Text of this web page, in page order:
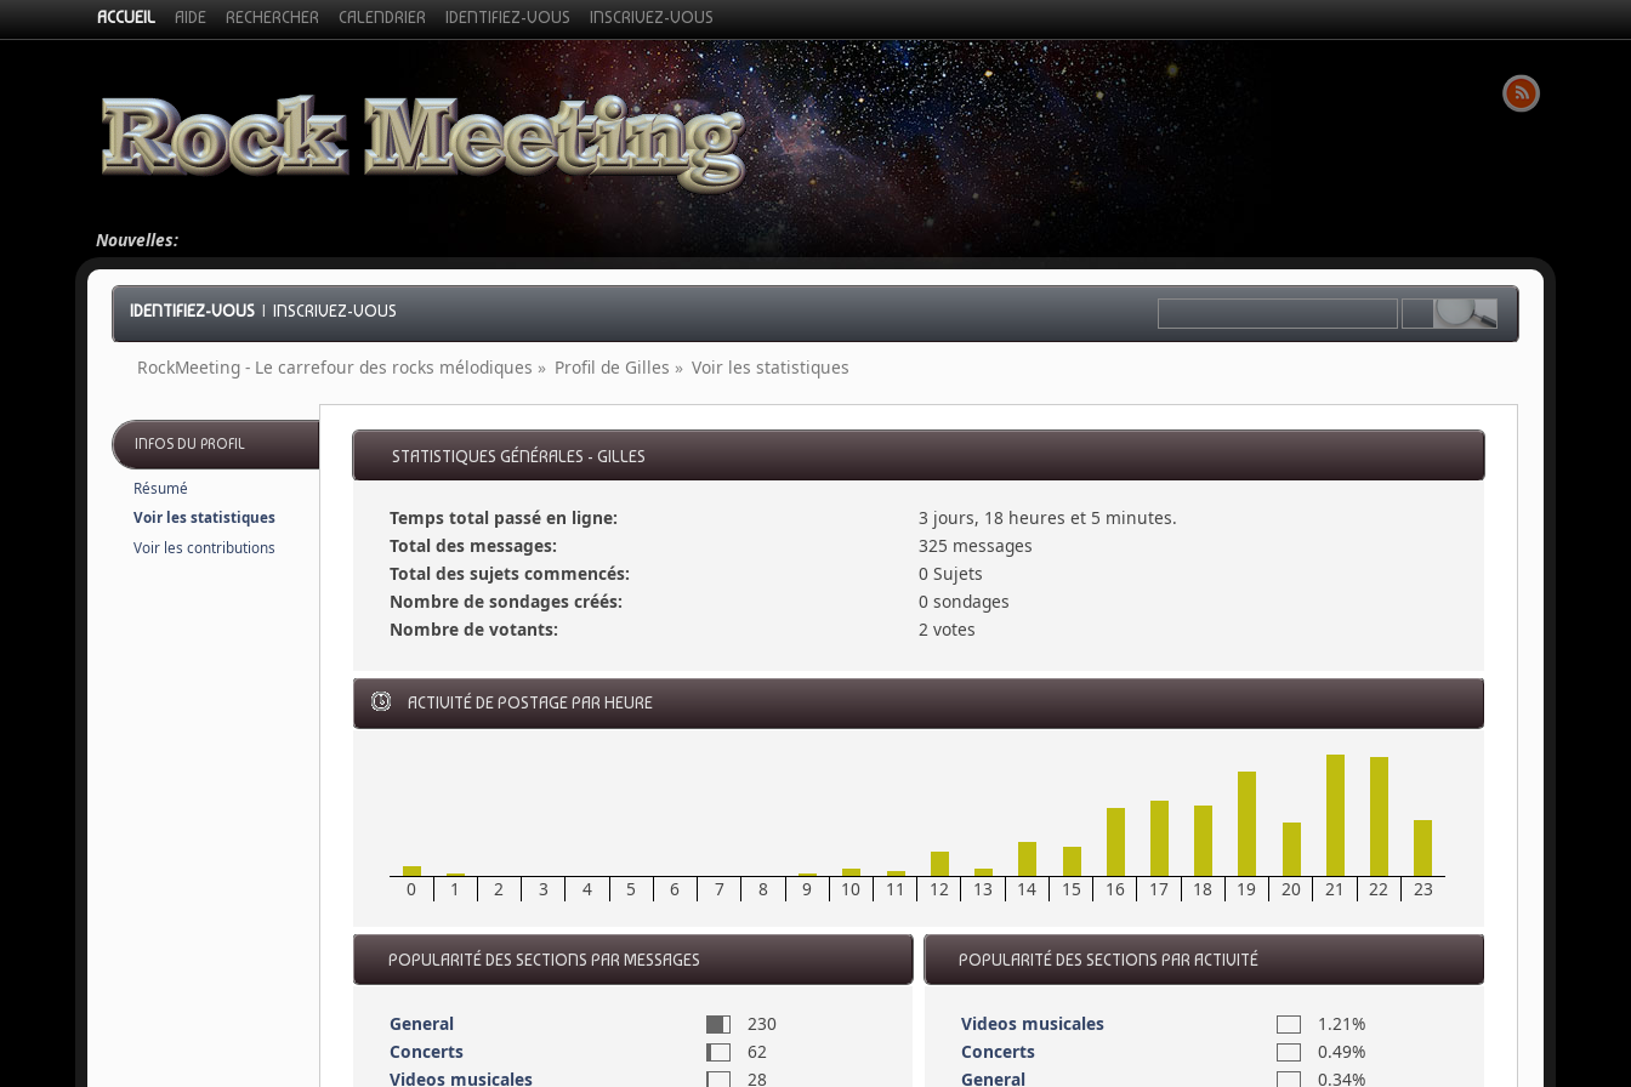
ACCUEIL AIDE RECHERCHER CALENDRIER IDENTIFIEZ-VOUS INSCRIVEZ-VOUS
Nouvelles:
IDENTIFIEZ-VOUS |INSCRIVEZ-VOUS
RockMeeting - Le carrefour des rocks mélodiques » Profil de Gilles » Voir les statistiques
INFOS DU PROFIL
Résumé
Voir les statistiques
Voir les contributions
STATISTIQUES GÉNÉRALES - GILLES
Temps total passé en ligne:
3 jours, 18 heures et 5 minutes.
Total des messages:
325 messages
Total des sujets commencés:
0 Sujets
Nombre de sondages créés:
0 sondages
Nombre de votants:
2 votes
ACTIVITÉ DE POSTAGE PAR HEURE
0 1 2 3 4 5 6 7 8 9 10 11 12 13 14 15 16 17 18 19 20 21 22 23
POPULARITÉ DES SECTIONS PAR MESSAGES
General
230
Concerts
62
Videos musicales
28
POPULARITÉ DES SECTIONS PAR ACTIVITÉ
Videos musicales
1.21%
Concerts
0.49%
General
0.34%